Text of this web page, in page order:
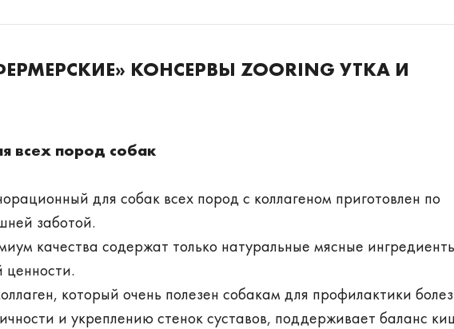
КОНСЕРВЫ ZOORINGУТКА И
всех пород собак
для собак всех пород с коллагеном приготовлен по
заботой.
качества содержат только натуральные мясные
ценности.
который очень полезен собакам для профилактики
и укреплению стенок суставов, поддерживает баланс